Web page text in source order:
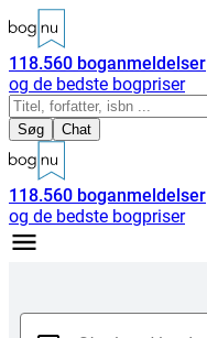
118.560 boganmeldelser
og de bedste bogpriser
Søg Chat
118.560 boganmeldelser
og de bedste bogpriser